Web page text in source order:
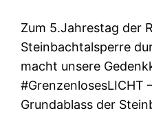
Zum 5.Jahrestag der
Steinbachtalsperre
macht unsere
#GrenzenlosesLICHT
Grundablass der